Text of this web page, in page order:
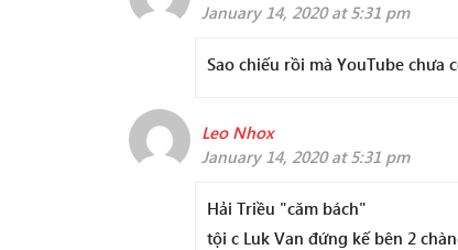
January 14, 2020 at 5:31 pm
Sao chiếu rồi mà YouTube chưa
Leo Nhox
January 14, 2020 at 5:31 pm
Hải Triều "căm bách"
tội c Luk Van đứng kế bên 2